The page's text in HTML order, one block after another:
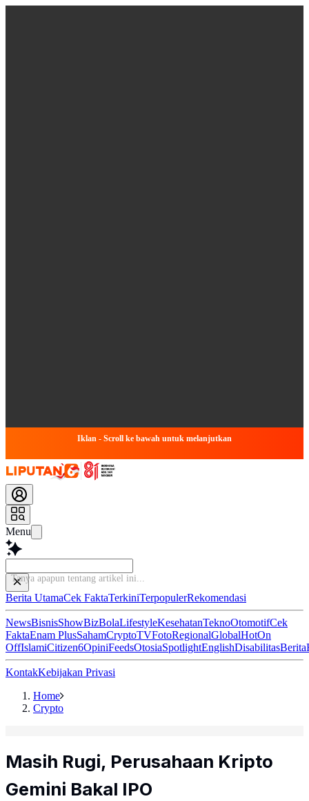
Iklan - Scroll ke bawah untuk melanjutkan
Menu
Tanya apapun
Berita UtamaCek FaktaTerkiniTerpopulerRekomendasi
NewsBisnisShowBizBolaLifestyleKesehatanTeknoOtomotifCek
FaktaEnam PlusSahamCryptoTVFotoRegionalGlobalHotOn
OffIslamiCitizen6OpiniFeedsOtosiaSpotlightEnglishDisabilitasBerita
KontakKebijakan Privasi
Home
Crypto
Masih Rugi, Perusahaan Kripto
Gemini Bakal IPO